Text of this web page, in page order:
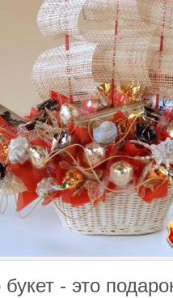
- это